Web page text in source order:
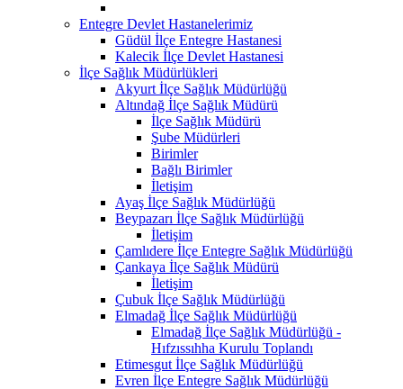
Entegre Devlet Hastanelerimiz
Güdül İlçe Entegre Hastanesi
Kalecik İlçe Devlet Hastanesi
İlçe Sağlık Müdürlükleri
Akyurt İlçe Sağlık Müdürlüğü
Altındağ İlçe Sağlık Müdürü
İlçe Sağlık Müdürü
Şube Müdürleri
Birimler
Bağlı Birimler
İletişim
Ayaş İlçe Sağlık Müdürlüğü
Beypazarı İlçe Sağlık Müdürlüğü
İletişim
Çamlıdere İlçe Entegre Sağlık Müdürlüğü
Çankaya İlçe Sağlık Müdürü
İletişim
Çubuk İlçe Sağlık Müdürlüğü
Elmadağ İlçe Sağlık Müdürlüğü
Elmadağ İlçe Sağlık Müdürlüğü -
Hıfzıssıhha Kurulu Toplandı
Etimesgut İlçe Sağlık Müdürlüğü
Evren İlçe Entegre Sağlık Müdürlüğü